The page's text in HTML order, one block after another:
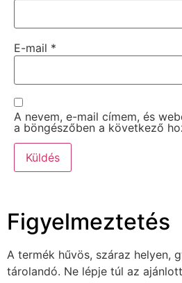
E-mail *
A nevem, e-mail címem, és
a böngészőben a következő
Figyelmeztetés
A termék hűvös, száraz helyen,
tárolandó. Ne lépje túl az